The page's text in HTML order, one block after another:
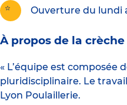
Ouverture du lundi
À propos de la crèche
« L’équipe est
pluridisciplinaire. Le
Lyon Poulaillerie.